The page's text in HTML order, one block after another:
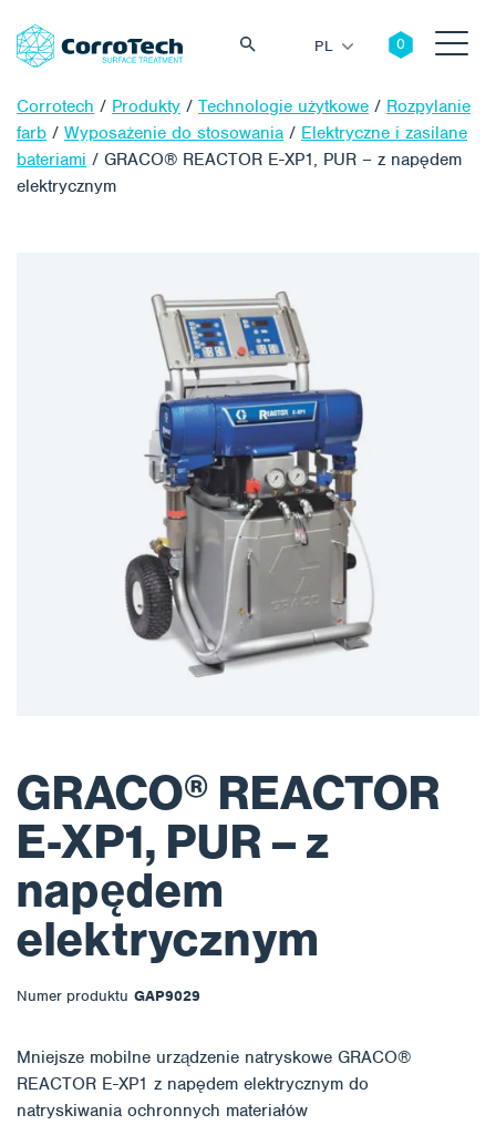
PL
Corrotech / Produkty / Technologie użytkowe / Rozpylanie
farb / Wyposażenie do stosowania / Elektryczne i zasilane
bateriami / GRACO® REACTOR E-XP1, PUR – z napędem
elektrycznym
GRACO® REACTOR
E-XP1, PUR – z
napędem
elektrycznym
Numer produktu GAP9029
Mniejsze mobilne urządzenie natryskowe GRACO®
REACTOR E-XP1 z napędem elektrycznym do
natryskiwania ochronnych materiałów